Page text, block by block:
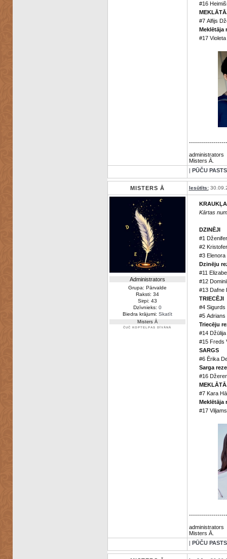
#16
#7 Alfijs
Meklētāja
#17
administrators
Misters Ā.
| PŪČU PASTS
MISTERS Ā Iesūtīts:
Administrators
Grupa: Pārvalde
Raksti: 34
Sirpi: 43
Dzīvnieks: 0
Biedra krājumi: Skatīt
Misters Ā
ČUČ KOPTELPAS DĪVĀNĀ
Kārtas
DZINĒJI
#1
#2
#3 Elenora
Dzinēju
#11
#12
#13 Dafne
TRIECĒJI
#4 Sigurds
#5 Adrians
Triecēju
#14
#15 Freds
SARGS
#6 Ērika
Sarga
#16
#7 Kara
Meklētāja
#17
administrators
Misters Ā.
| PŪČU PASTS